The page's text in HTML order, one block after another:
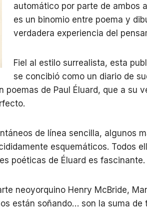
automático por parte de ambos
es un binomio entre poema y
verdadera experiencia del
Fiel al estilo surrealista, esta
se concibió como un diario de
poemas de Paul Éluard, que a su
de línea sencilla, algunos
esquemáticos. Todos
poéticas de Éluard es fascinante.
neoyorquino Henry McBride,
están soñando… son la suma de